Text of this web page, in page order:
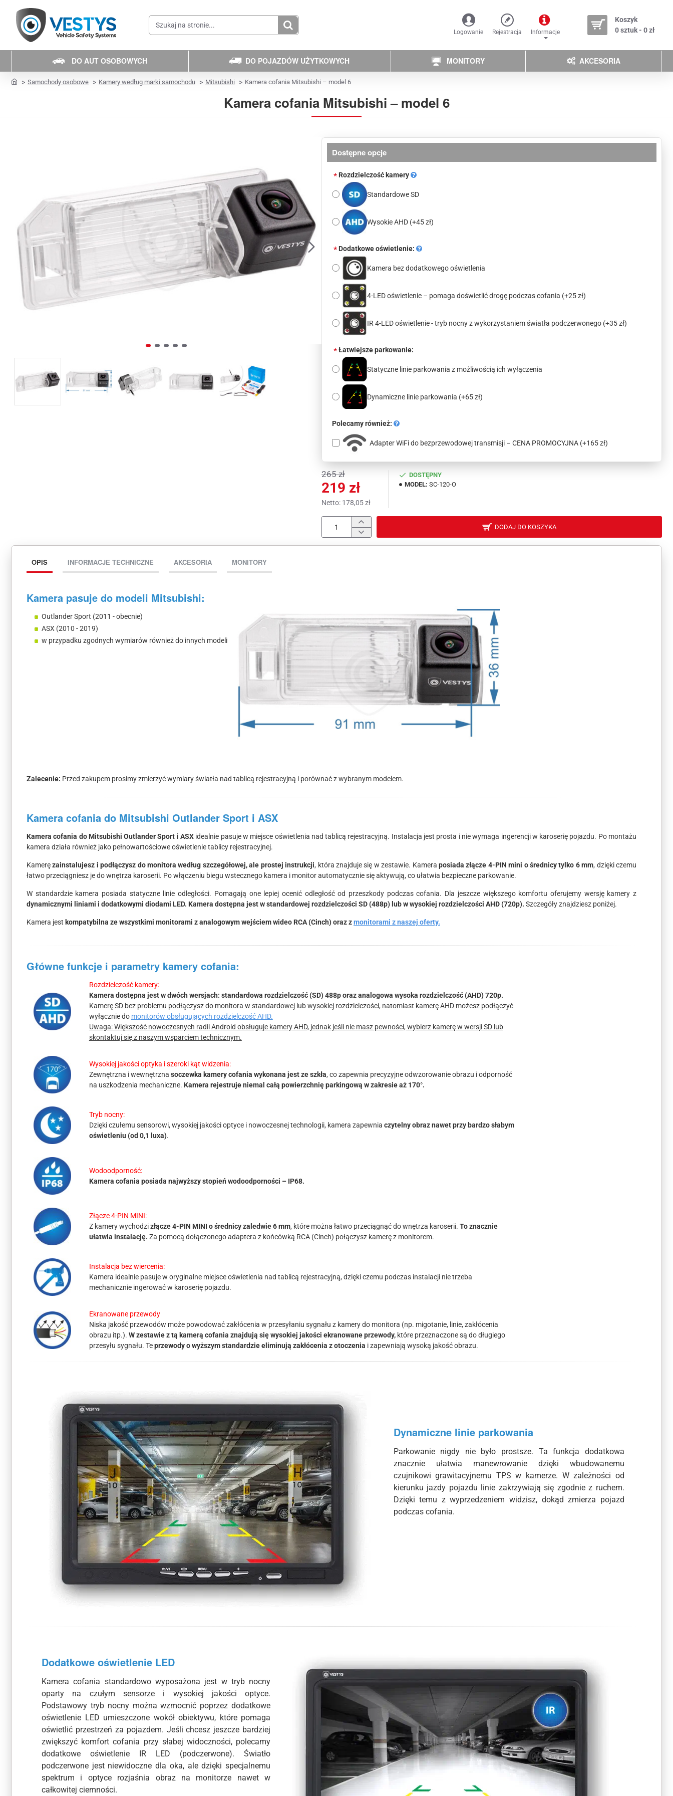
Szukaj
stronie...
Logowanie Rejestracja Informacje
Koszyk
0 sztuk - 0 zł
DO AUT OSOBOWYCH DO POJAZDÓW UŻYTKOWYCH MONITORY AKCESORIA
Kamera cofania Mitsubishi – model 6
homeSamochody osobowe Kamery według marki samochodu Mitsubishi Kamera cofania Mitsubishi – model 6
219 zł
265 zł
Netto: 178,05 zł
DOSTĘPNY
MODEL: SC-120-O
Dostępne opcje
Rozdzielczość kamery
Standardowe SD
Wysokie AHD (+45 zł)
Dodatkowe oświetlenie:
Kamera bez dodatkowego oświetlenia
4-LED oświetlenie – pomaga doświetlić drogę podczas cofania (+25 zł)
IR 4-LED oświetlenie - tryb nocny z wykorzystaniem światła podczerwonego (+35 zł)
Łatwiejsze parkowanie:
Statyczne linie parkowania z możliwością ich wyłączenia
Dynamiczne linie parkowania (+65 zł)
Polecamy również:
Adapter WiFi do bezprzewodowej transmisji – CENA PROMOCYJNA (+165 zł)
DODAJ DO KOSZYKA
OPIS INFORMACJE TECHNICZNE AKCESORIA MONITORY
Kamera pasuje do modeli Mitsubishi:
Outlander Sport (2011 - obecnie)
ASX (2010 - 2019)
w przypadku zgodnych wymiarów również do innych modeli
Zalecenie: Przed zakupem prosimy zmierzyć wymiary światła nad tablicą rejestracyjną i porównać z wybranym modelem.
Kamera cofania do Mitsubishi Outlander Sport i ASX
Kamera cofania do Mitsubishi Outlander Sport i ASX idealnie pasuje w miejsce oświetlenia nad tablicą rejestracyjną. Instalacja jest prosta i nie wymaga ingerencji w karoserię pojazdu. Po montażu
kamera działa również jako pełnowartościowe oświetlenie tablicy rejestracyjnej.
Kameręzainstalujesz i podłączysz do monitora według szczegółowej, ale prostej instrukcji, która znajduje się w zestawie. Kamera posiada złącze 4-PIN mini o średnicy tylko 6 mm, dzięki czemu
łatwo przeciągniesz je do wnętrza karoserii. Po włączeniu biegu wstecznego kamera i monitor automatycznie się aktywują, co ułatwia bezpieczne parkowanie.
W standardzie kamera posiada statyczne linie odległości. Pomagają one lepiej ocenić odległość od przeszkody podczas cofania. Dla jeszcze większego komfortu oferujemy wersję kamery z
dynamicznymi liniami i dodatkowymi diodami LED. Kamera dostępna jest w standardowej rozdzielczości SD (488p) lub w wysokiej rozdzielczości AHD (720p). Szczegóły znajdziesz poniżej.
Kamera jest kompatybilna ze wszystkimi monitorami z analogowym wejściem wideo RCA (Cinch) oraz zmonitorami z naszej oferty.
Główne funkcje i parametry kamery cofania:
Rozdzielczość kamery:
Kamera dostępna jest w dwóch wersjach: standardowa rozdzielczość (SD) 488p oraz analogowa wysoka rozdzielczość (AHD) 720p.
Kamerę SD bez problemu podłączysz do monitora w standardowej lub wysokiej rozdzielczości, natomiast kamerę AHD możesz podłączyć
wyłącznie do monitorów obsługujących rozdzielczość AHD.
Uwaga: Większość nowoczesnych radii Android obsługuje kamery AHD, jednak jeśli nie masz pewności, wybierz kamerę w wersji SD lub
skontaktuj się z naszym wsparciem technicznym.
Wysokiej jakości optyka i szeroki kąt widzenia:
Zewnętrzna i wewnętrzna soczewka kamery cofania wykonana jest ze szkła, co zapewnia precyzyjne odwzorowanie obrazu i odporność
na uszkodzenia mechaniczne. Kamera rejestruje niemal całą powierzchnię parkingową w zakresie aż 170°.
Tryb nocny:
Dzięki czułemu sensorowi, wysokiej jakości optyce i nowoczesnej technologii, kamera zapewnia czytelny obraz nawet przy bardzo słabym
oświetleniu (od 0,1 luxa).
Wodoodporność:
Kamera cofania posiada najwyższy stopień wodoodporności – IP68.
Złącze 4-PIN MINI:
Z kamery wychodzizłącze 4-PIN MINI o średnicy zaledwie 6 mm, które można łatwo przeciągnąć do wnętrza karoserii. To znacznie
ułatwia instalację. Za pomocą dołączonego adaptera z końcówką RCA (Cinch) połączysz kamerę z monitorem.
Instalacja bez wiercenia:
Kamera idealnie pasuje w oryginalne miejsce oświetlenia nad tablicą rejestracyjną, dzięki czemu podczas instalacji nie trzeba
mechanicznie ingerować w karoserię pojazdu.
Ekranowane przewody
Niska jakość przewodów może powodować zakłócenia w przesyłaniu sygnału z kamery do monitora (np. migotanie, linie, zakłócenia
obrazu itp.). W zestawie z tą kamerą cofania znajdują się wysokiej jakości ekranowane przewody,które przeznaczone są do długiego
przesyłu sygnału. Teprzewody o wyższym standardzie eliminują zakłócenia z otoczenia i zapewniają wysoką jakość obrazu.
Dynamiczne linie parkowania
Parkowanie nigdy nie było prostsze. Ta funkcja dodatkowa
znacznie ułatwia manewrowanie dzięki wbudowanemu
czujnikowi grawitacyjnemu TPS w kamerze. W zależności od
kierunku jazdy pojazdu linie zakrzywiają się zgodnie z ruchem.
Dzięki temu z wyprzedzeniem widzisz, dokąd zmierza pojazd
podczas cofania.
Dodatkowe oświetlenie LED
Kamera cofania standardowo wyposażona jest w tryb nocny
oparty na czułym sensorze i wysokiej jakości optyce.
Podstawowy tryb nocny można wzmocnić poprzez dodatkowe
oświetlenie LED umieszczone wokół obiektywu, które pomaga
oświetlić przestrzeń za pojazdem. Jeśli chcesz jeszcze bardziej
zwiększyć komfort cofania przy słabej widoczności, polecamy
dodatkowe oświetlenie IR LED (podczerwone). Światło
podczerwone jest niewidoczne dla oka, ale dzięki specjalnemu
spektrum i optyce rozjaśnia obraz na monitorze nawet w
całkowitej ciemności.